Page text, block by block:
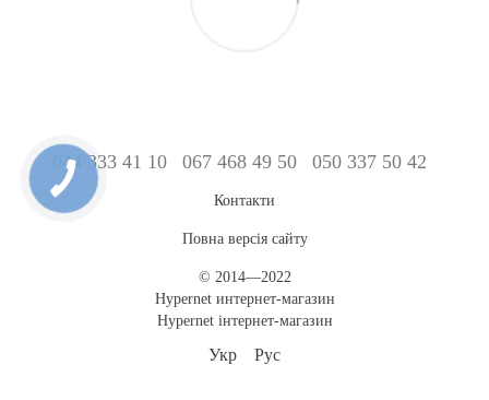
044 333 41 10 067 468 49 50 050 337 50 42
Контакти
Повна версія сайту
© 2014—2022
Hypernet интернет-магазин
Hypernet інтернет-магазин
Укр Рус